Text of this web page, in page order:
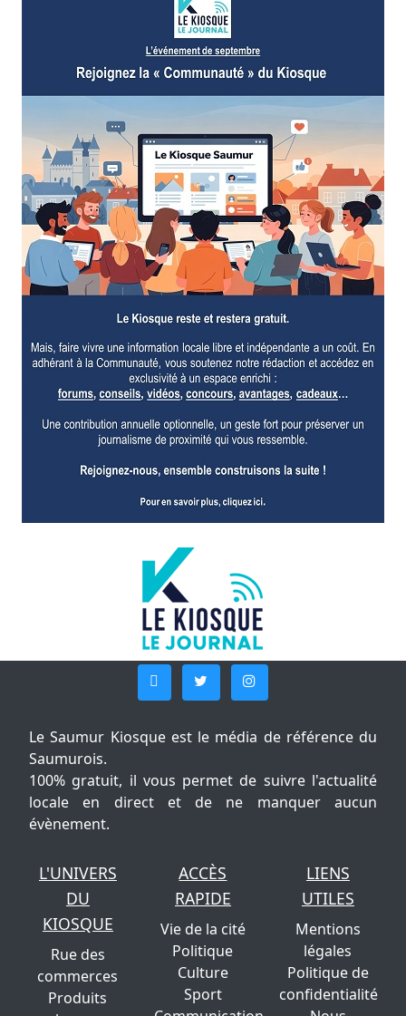
Le Saumur Kiosque est le média de référence du
Saumurois.
100% gratuit, il vous permet de suivre l'actualité
locale en direct et de ne manquer aucun
évènement.
L'UNIVERS
DU
KIOSQUE
Rue des
commerces
Produits
ACCÈS
RAPIDE
Vie de la cité
Politique
Culture
Sport
LIENS
UTILES
Mentions
légales
Politique de
confidentialité